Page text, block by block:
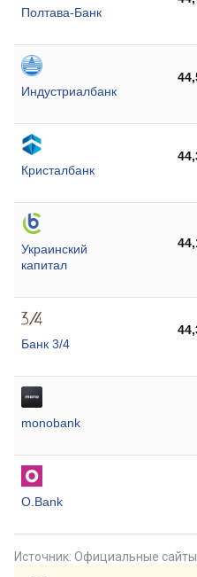
Полтава-Банк
Индустриалбанк
Кристалбанк
Украинский
капитал
Банк 3/4
monobank
O.Bank
Источник: Официальные